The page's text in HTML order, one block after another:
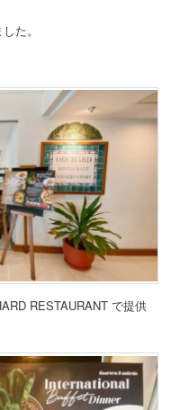
た。
RESTAURANT で提供